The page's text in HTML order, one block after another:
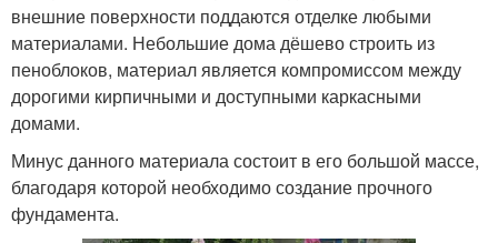
внешние поверхности поддаются отделке любыми
материалами. Небольшие дома дёшево строить из
пеноблоков, материал является компромиссом между
дорогими кирпичными и доступными каркасными
домами.
Минус данного материала состоит в его большой массе,
благодаря которой необходимо создание прочного
фундамента.